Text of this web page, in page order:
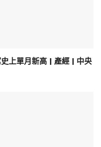
上單月新高 | 產經 | 中央